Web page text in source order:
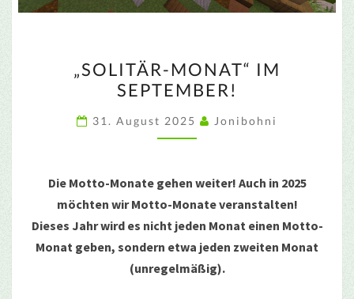
MONAT“
IM
SEPTEMBER!
„SOLITÄR-MONAT“ IM
SEPTEMBER!
31. August 2025 Jonibohni
Die Motto-Monate gehen weiter! Auch in 2025
möchten wir Motto-Monate veranstalten!
Dieses Jahr wird es nicht jeden Monat einen Motto-
Monat geben, sondern etwa jeden zweiten Monat
(unregelmäßig).